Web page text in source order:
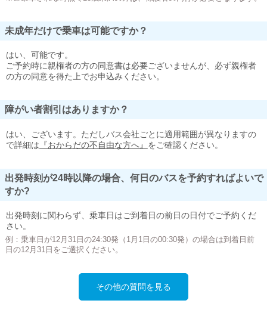
未成年だけで乗車は可能ですか？
はい、可能です。
ご予約時に親権者の方の同意書は必要ございませんが、必ず親権者
の方の同意を得た上でお申込みください。
障がい者割引はありますか？
はい、ございます。ただしバス会社ごとに適用範囲が異なりますの
で詳細は 『おからだの不自由な方へ』 をご確認ください。
出発時刻が24時以降の場合、何日のバスを予約すればよいで
すか?
出発時刻に関わらず、乗車日はご到着日の前日の日付でご予約くだ
さい。
例：乗車日が12月31日の24:30発（1月1日の00:30発）の場合は到着日前
日の12月31日をご選択ください。
その他の質問を見る